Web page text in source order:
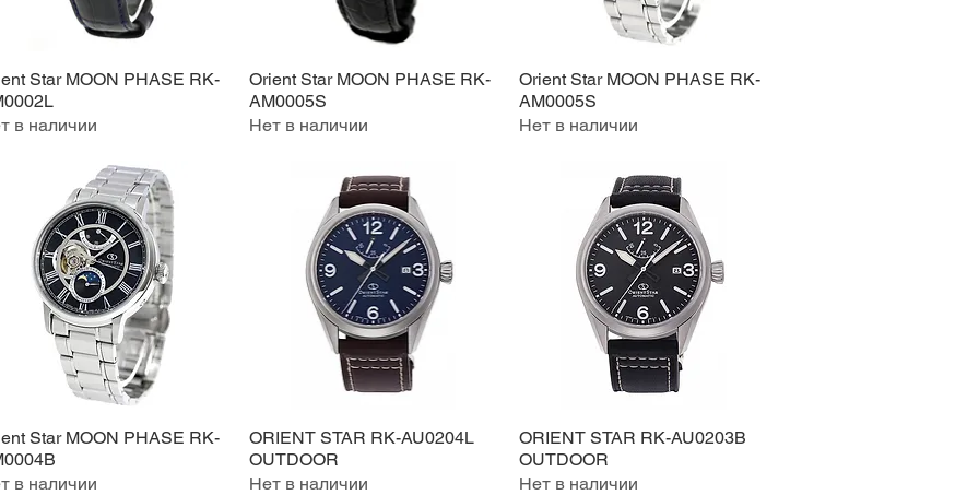
Быстрый просмотр
Star MOON PHASE RK-
в наличии
Быстрый просмотр
Orient Star MOON PHASE RK-
AM0005S
Нет в наличии
Быстрый просмотр
Orient Star MOON PHASE RK-
AM0005S
Нет в наличии
Быстрый просмотр
Star MOON PHASE RK-
в наличии
Быстрый просмотр
ORIENT STAR RK-AU0204L
OUTDOOR
Нет в наличии
Быстрый просмотр
ORIENT STAR RK-AU0203B
OUTDOOR
Нет в наличии